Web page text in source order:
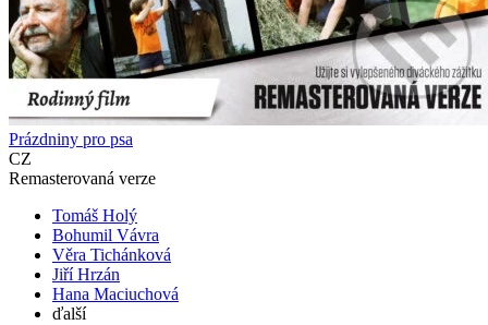
Prázdniny pro psa
CZ
Remasterovaná verze
Tomáš Holý
Bohumil Vávra
Věra Tichánková
Jiří Hrzán
Hana Maciuchová
ďalší